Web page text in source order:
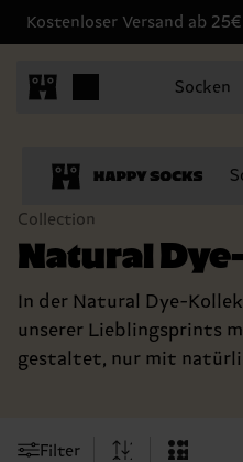
Kostenloser Versand ab 25€
Socken
Collection
Natural
In der Natural Dye-
unserer Lieblingsprints
gestaltet, nur mit
Filter